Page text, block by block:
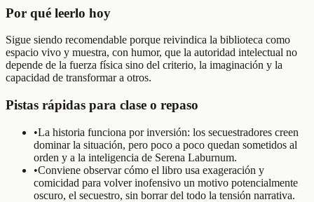
Por qué leerlo hoy
Sigue siendo recomendable porque reivindica la biblioteca como
espacio vivo y muestra, con humor, que la autoridad intelectual no
depende de la fuerza física sino del criterio, la imaginación y la
capacidad de transformar a otros.
Pistas rápidas para clase o repaso
•La historia funciona por inversión: los secuestradores creen
dominar la situación, pero poco a poco quedan sometidos al
orden y a la inteligencia de Serena Laburnum.
•Conviene observar cómo el libro usa exageración y
comicidad para volver inofensivo un motivo potencialmente
oscuro, el secuestro, sin borrar del todo la tensión narrativa.